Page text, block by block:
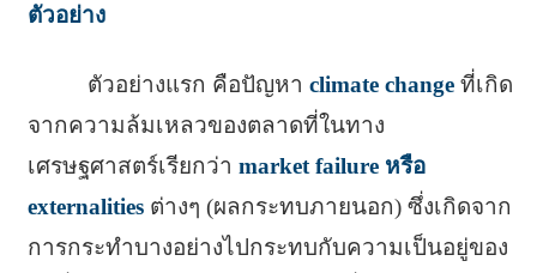
ตัวอย่าง
ตัวอย่างแรก คือปัญหา climate changeที่เกิด
จากความล้มเหลวของตลาดที่ในทาง
เศรษฐศาสตร์เรียกว่า market failure หรือ
externalitiesต่างๆ (ผลกระทบภายนอก) ซึ่งเกิดจาก
การกระทำบางอย่างไปกระทบกับความเป็นอยู่ของ